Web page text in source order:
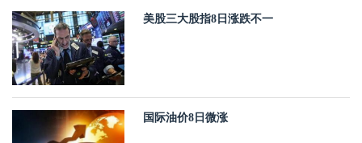
美股三大股指8日涨跌不一
国际油价8日微涨